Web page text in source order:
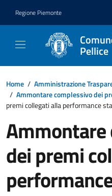
Regione Piemonte
Pellice
Home / Amministrazione
/ Ammontare complessivo dei
premi collegati alla performance
dei premi